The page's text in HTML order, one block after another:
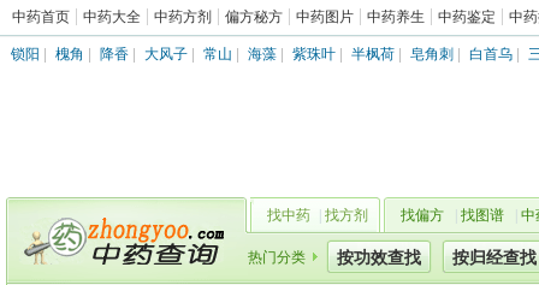
中药首页 中药大全 中药方剂 偏方秘方 中药图片 中药养生 中药鉴定 中
锁阳 槐角 降香 大风子 常山 海藻 紫珠叶 半枫荷 皂角刺 白首乌
找中药 找方剂 找偏方 找图谱 中
热门分类 按功效查找 按归经查找